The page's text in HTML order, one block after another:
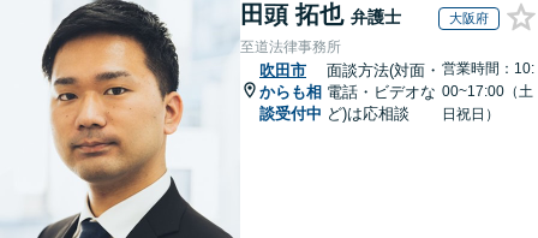
田頭 拓也 弁護士 大阪府
至道法律事務所
吹田市
からも相
談受付中
面談方法(対面・
電話・ビデオな
ど)は応相談
営業時間：10:
00~17:00（土
日祝日）